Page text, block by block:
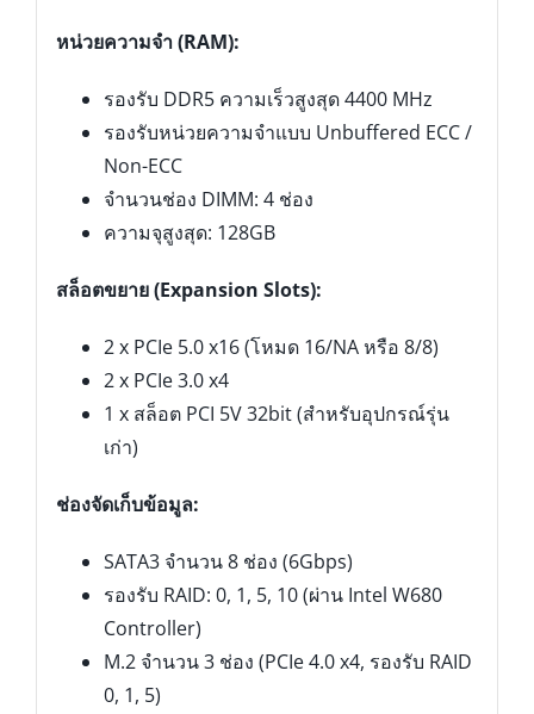
หน่วยความจำ (RAM):
รองรับ DDR5 ความเร็วสูงสุด 4400 MHz
รองรับหน่วยความจำแบบ Unbuffered ECC /
Non-ECC
จำนวนช่อง DIMM: 4 ช่อง
ความจุสูงสุด: 128GB
สล็อตขยาย (Expansion Slots):
2 x PCIe 5.0 x16 (โหมด 16/NA หรือ 8/8)
2 x PCIe 3.0 x4
1 x สล็อต PCI 5V 32bit (สำหรับอุปกรณ์รุ่น
เก่า)
ช่องจัดเก็บข้อมูล:
SATA3 จำนวน 8 ช่อง (6Gbps)
รองรับ RAID: 0, 1, 5, 10 (ผ่าน Intel W680
Controller)
M.2 จำนวน 3 ช่อง (PCIe 4.0 x4, รองรับ RAID
0, 1, 5)